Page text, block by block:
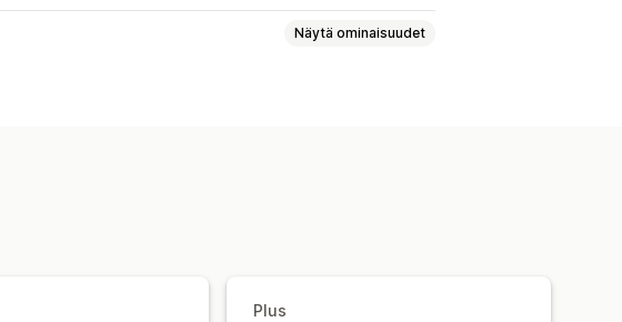
Näytä ominaisuudet
Mukautetut palkkiot
Plus